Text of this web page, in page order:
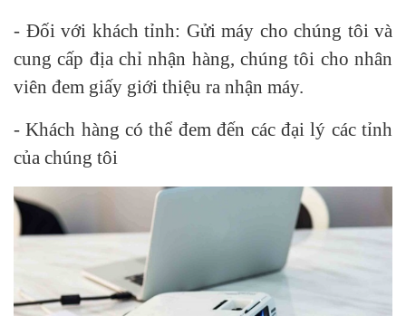
- Đối với khách tỉnh: Gửi máy cho chúng tôi và
cung cấp địa chỉ nhận hàng, chúng tôi cho nhân
viên đem giấy giới thiệu ra nhận máy.
- Khách hàng có thể đem đến các đại lý các tỉnh
của chúng tôi